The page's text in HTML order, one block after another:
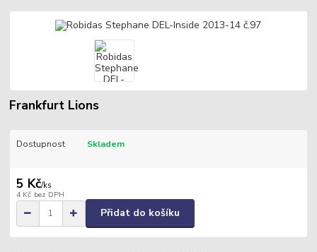
Frankfurt Lions
Dostupnost Skladem
5 Kč/ks
4 Kč bez DPH
Přidat do košíku